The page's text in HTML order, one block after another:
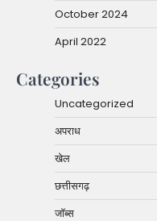
October 2024
April 2022
Categories
Uncategorized
अपराध
खेल
छत्तीसगढ़
जॉब्स